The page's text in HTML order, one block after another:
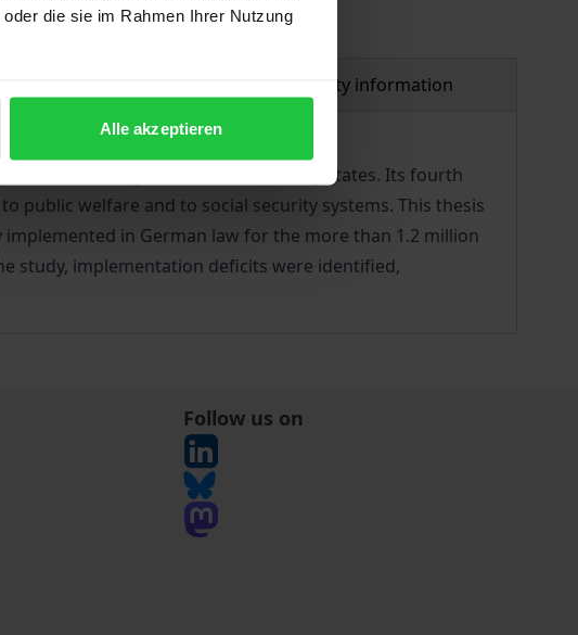
die sie im Rahmen Ihrer Nutzung
Alle akzeptieren
Product safety information
status of refugees in the contracting states. Its fourth
public welfare and to social security systems. This thesis
in German law for the more than 1.2 million
study, implementation deficits were identified,
Follow us on